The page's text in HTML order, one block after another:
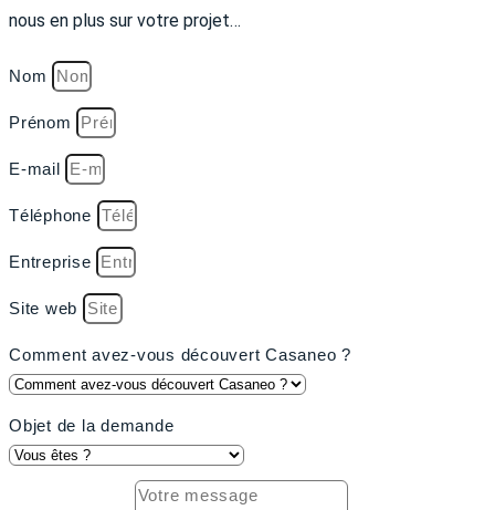
nous en plus sur votre projet…
Nom
Prénom
E-mail
Téléphone
Entreprise
Site web
Comment avez-vous découvert Casaneo ?
Objet de la demande